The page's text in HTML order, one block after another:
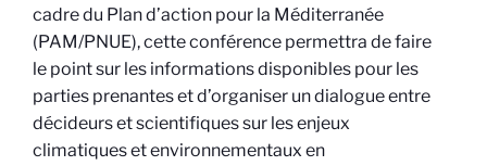
cadre du Plan d’action pour la Méditerranée
(PAM/PNUE), cette conférence permettra de faire
le point sur les informations disponibles pour les
parties prenantes et d’organiser un dialogue entre
décideurs et scientifiques sur les enjeux
climatiques et environnementaux en